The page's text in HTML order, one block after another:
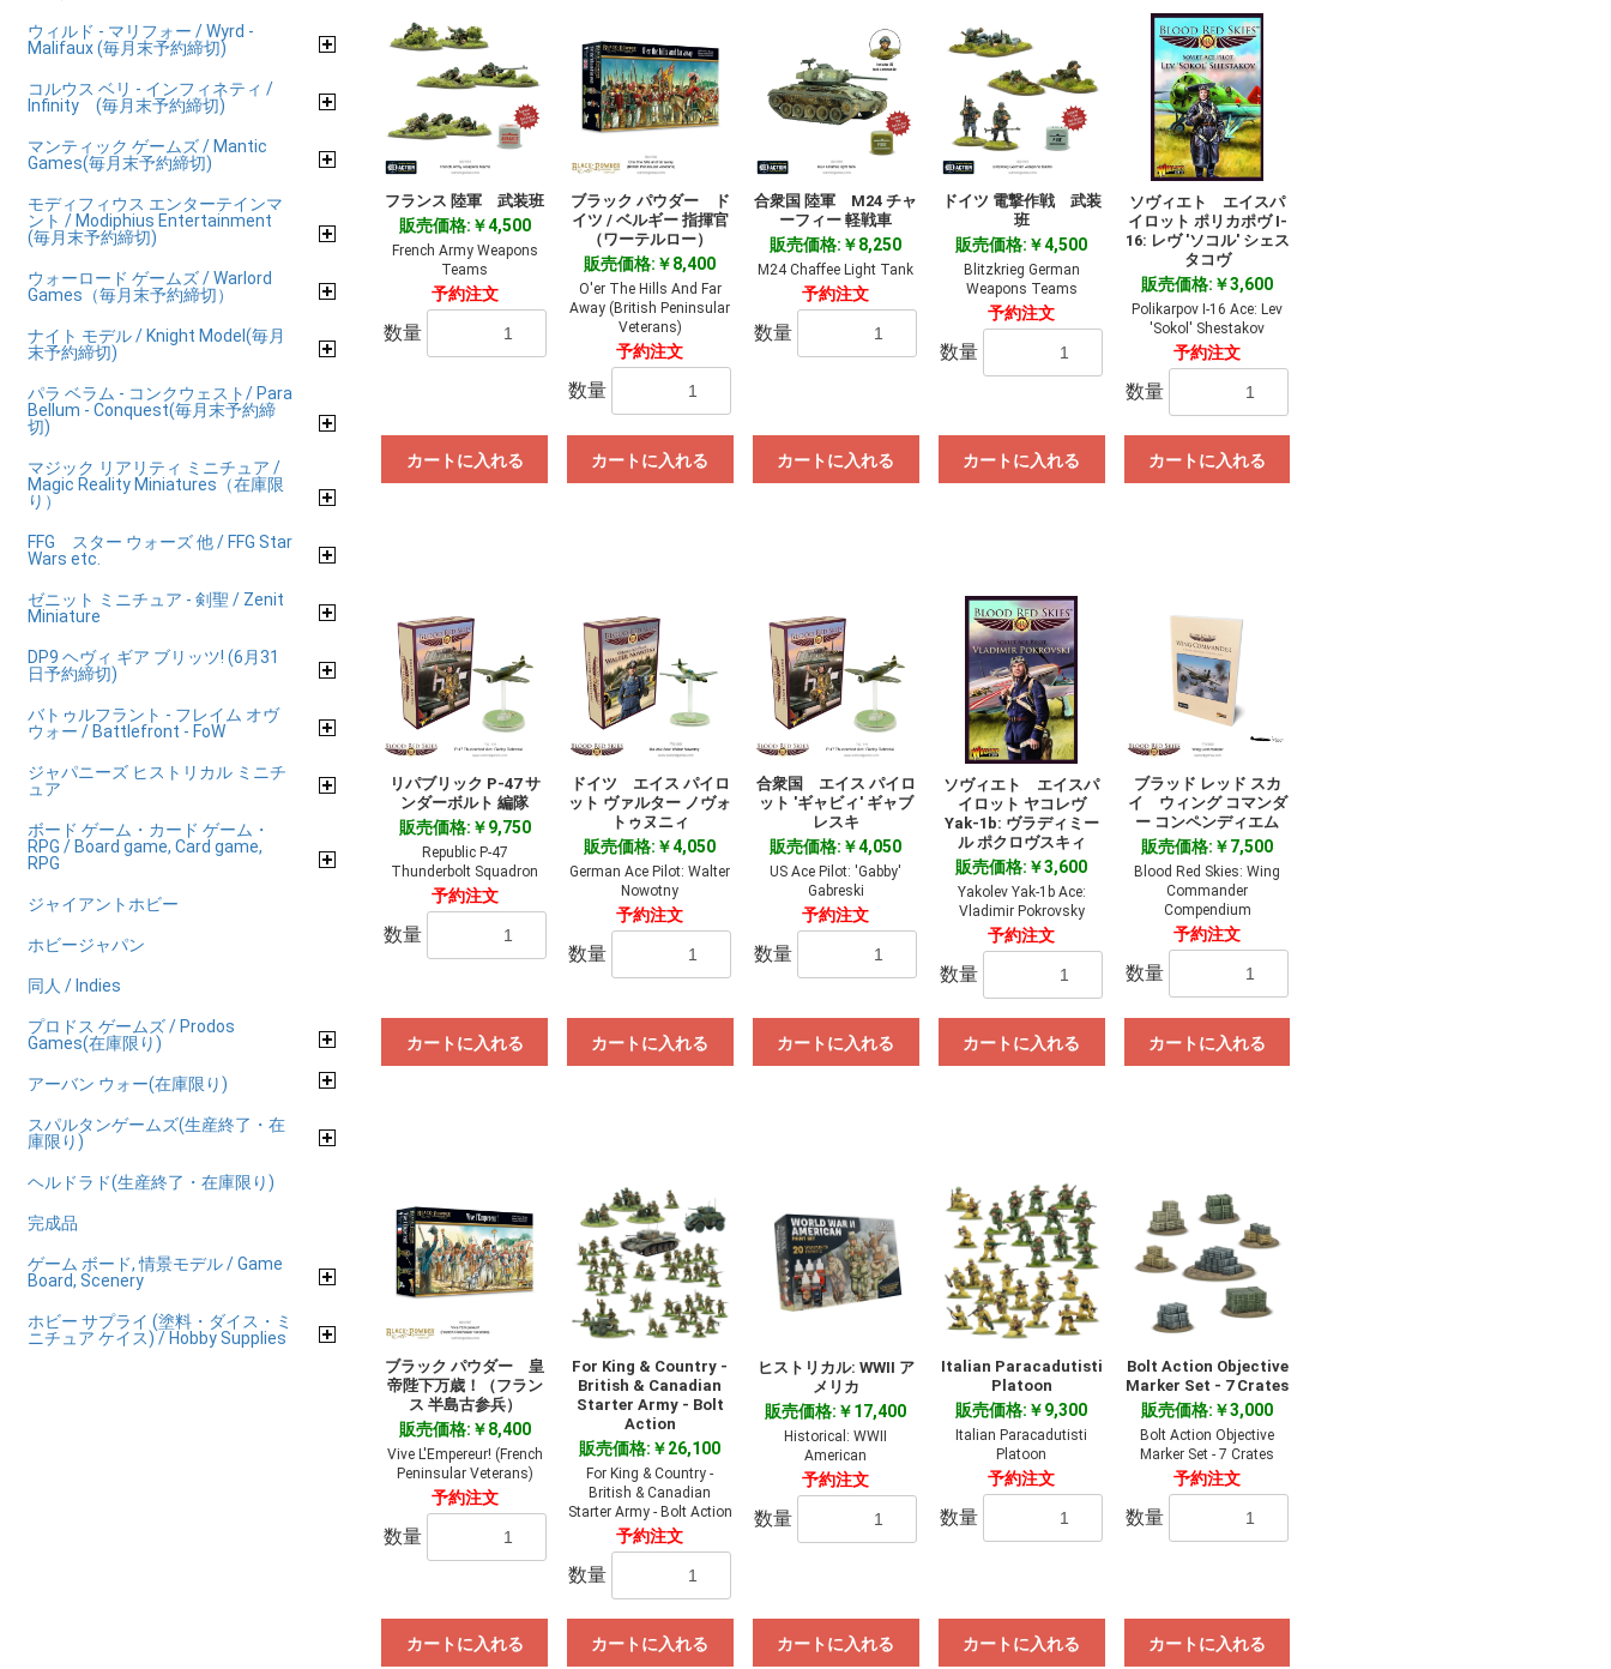
ウィルド - マリフォー / Wyrd -
Malifaux (毎月末予約締切)
コルウス ベリ - インフィネティ /
Infinity (毎月末予約締切)
マンティック ゲームズ / Mantic
Games(毎月末予約締切)
モディフィウス エンターテインマ
ント / Modiphius Entertainment
(毎月末予約締切)
ウォーロード ゲームズ / Warlord
Games（毎月末予約締切）
ナイト モデル / Knight Model(毎月
末予約締切)
パラ ベラム - コンクウェスト/ Para
Bellum - Conquest(毎月末予約締
切)
マジック リアリティ ミニチュア /
Magic Reality Miniatures（在庫限
り）
FFG スター ウォーズ 他 / FFG Star
Wars etc.
ゼニット ミニチュア - 剣聖 / Zenit
Miniature
DP9 ヘヴィ ギア ブリッツ! (6月31
日予約締切)
バトゥルフラント - フレイム オヴ
ウォー / Battlefront - FoW
ジャパニーズ ヒストリカル ミニチ
ュア
ボード ゲーム・カード ゲーム・
RPG / Board game, Card game,
RPG
ジャイアントホビー
ホビージャパン
同人 / Indies
プロドス ゲームズ / Prodos
Games(在庫限り)
アーバン ウォー(在庫限り)
スパルタンゲームズ(生産終了・在
庫限り)
ヘルドラド(生産終了・在庫限り)
完成品
ゲーム ボード, 情景モデル / Game
Board, Scenery
ホビー サプライ (塗料・ダイス・ミ
ニチュア ケイス) / Hobby Supplies
フランス 陸軍 武装班
販売価格:￥4,500
French Army Weapons
Teams
予約注文
数量
カートに入れる
ブラック パウダー ド
イツ / ベルギー 指揮官
（ワーテルロー）
販売価格:￥8,400
O'er The Hills And Far
Away (British Peninsular
Veterans)
予約注文
数量
カートに入れる
合衆国 陸軍 M24 チャ
ーフィー 軽戦車
販売価格:￥8,250
M24 Chaffee Light Tank
予約注文
数量
カートに入れる
ドイツ 電撃作戦 武装
班
販売価格:￥4,500
Blitzkrieg German
Weapons Teams
予約注文
数量
カートに入れる
ソヴィエト エイスパ
イロット ポリカポヴ I-
16: レヴ 'ソコル' シェス
タコヴ
販売価格:￥3,600
Polikarpov I-16 Ace: Lev
'Sokol' Shestakov
予約注文
数量
カートに入れる
リパブリック P-47 サ
ンダーボルト 編隊
販売価格:￥9,750
Republic P-47
Thunderbolt Squadron
予約注文
数量
カートに入れる
ドイツ エイス パイロ
ット ヴァルター ノヴォ
トゥヌニィ
販売価格:￥4,050
German Ace Pilot: Walter
Nowotny
予約注文
数量
カートに入れる
合衆国 エイス パイロ
ット 'ギャビィ' ギャブ
レスキ
販売価格:￥4,050
US Ace Pilot: 'Gabby'
Gabreski
予約注文
数量
カートに入れる
ソヴィエト エイスパ
イロット ヤコレヴ
Yak-1b: ヴラディミー
ル ポクロヴスキィ
販売価格:￥3,600
Yakolev Yak-1b Ace:
Vladimir Pokrovsky
予約注文
数量
カートに入れる
ブラッド レッド スカ
イ ウィング コマンダ
ー コンペンディエム
販売価格:￥7,500
Blood Red Skies: Wing
Commander
Compendium
予約注文
数量
カートに入れる
ブラック パウダー 皇
帝陛下万歳！（フラン
ス 半島古参兵）
販売価格:￥8,400
Vive L'Empereur! (French
Peninsular Veterans)
予約注文
数量
カートに入れる
For King & Country -
British & Canadian
Starter Army - Bolt
Action
販売価格:￥26,100
For King & Country -
British & Canadian
Starter Army - Bolt Action
予約注文
数量
カートに入れる
ヒストリカル: WWII ア
メリカ
販売価格:￥17,400
Historical: WWII
American
予約注文
数量
カートに入れる
Italian Paracadutisti
Platoon
販売価格:￥9,300
Italian Paracadutisti
Platoon
予約注文
数量
カートに入れる
Bolt Action Objective
Marker Set - 7 Crates
販売価格:￥3,000
Bolt Action Objective
Marker Set - 7 Crates
予約注文
数量
カートに入れる
お買い物を続ける カートへ進む